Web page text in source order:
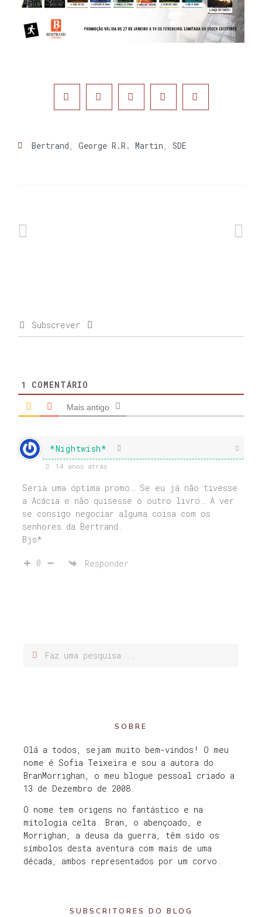
Bertrand , George R.R. Martin , SDE
Subscrever
1 COMENTÁRIO
Mais antigo
*Nightwish*
14 anos atrás
Seria uma óptima promo… Se eu já não tivesse
a Acácia e não quisesse o outro livro… A ver
se consigo negociar alguma coisa com os
senhores da Bertrand.
Bjs*
0 Responder
SOBRE
Olá a todos, sejam muito bem-vindos! O meu
nome é Sofia Teixeira e sou a autora do
BranMorrighan, o meu blogue pessoal criado a
13 de Dezembro de 2008.
O nome tem origens no fantástico e na
mitologia celta. Bran, o abençoado, e
Morrighan, a deusa da guerra, têm sido os
símbolos desta aventura com mais de uma
década, ambos representados por um corvo.
SUBSCRITORES DO BLOG